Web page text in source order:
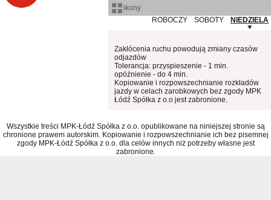
ikony
ROBOCZY
SOBOTY NIEDZIELA
Zakłócenia ruchu powodują zmiany czasów
odjazdów
Tolerancja: przyspieszenie - 1 min.
opóźnienie - do 4 min.
Kopiowanie i rozpowszechnianie rozkładów
jazdy w celach zarobkowych bez zgody MPK
Łódź Spółka z o.o jest zabronione.
Wszystkie treści MPK-Łódź Spółka z o.o. opublikowane na niniejszej stronie są
chronione prawem autorskim. Kopiowanie i rozpowszechnianie ich bez pisemnej
zgody MPK-Łódź Spółka z o.o. dla celów innych niż potrzeby własne jest
zabronione.